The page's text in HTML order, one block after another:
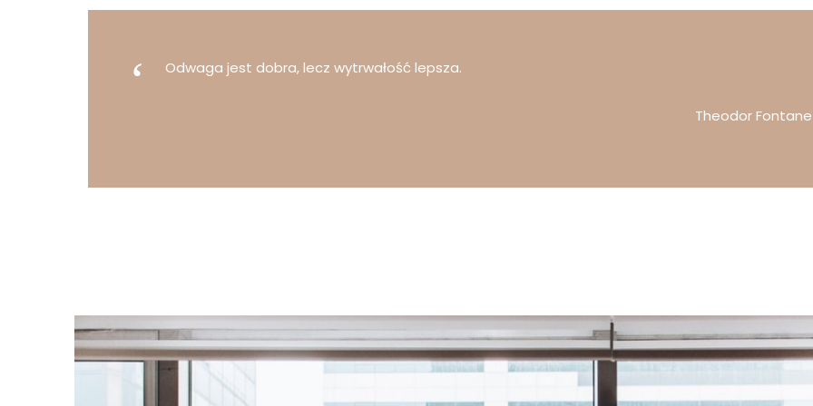
Odwaga jest dobra, lecz wytrwałość lepsza.
Theodor Fontane